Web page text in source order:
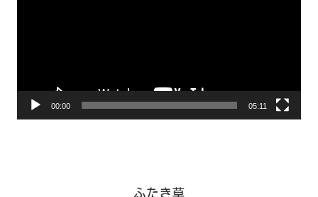
00:00 05:11
ふたき草